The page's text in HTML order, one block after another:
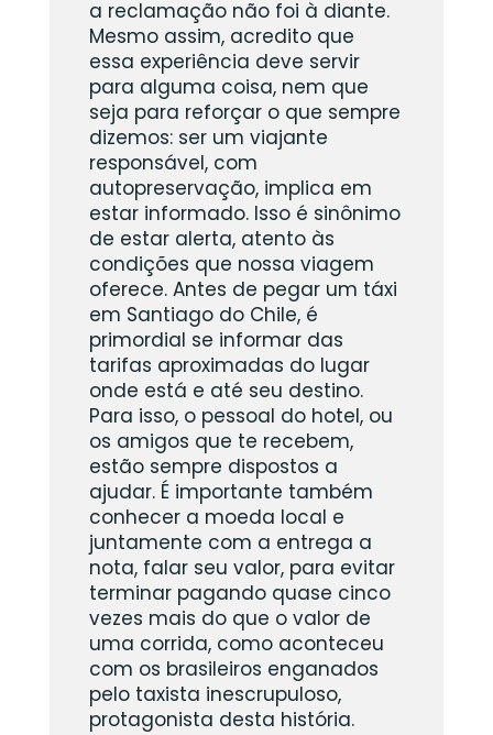
a reclamação não foi à diante.
Mesmo assim, acredito que
essa experiência deve servir
para alguma coisa, nem que
seja para reforçar o que sempre
dizemos: ser um viajante
responsável, com
autopreservação, implica em
estar informado. Isso é sinônimo
de estar alerta, atento às
condições que nossa viagem
oferece. Antes de pegar um táxi
em Santiago do Chile, é
primordial se informar das
tarifas aproximadas do lugar
onde está e até seu destino.
Para isso, o pessoal do hotel, ou
os amigos que te recebem,
estão sempre dispostos a
ajudar. É importante também
conhecer a moeda local e
juntamente com a entrega a
nota, falar seu valor, para evitar
terminar pagando quase cinco
vezes mais do que o valor de
uma corrida, como aconteceu
com os brasileiros enganados
pelo taxista inescrupuloso,
protagonista desta história.